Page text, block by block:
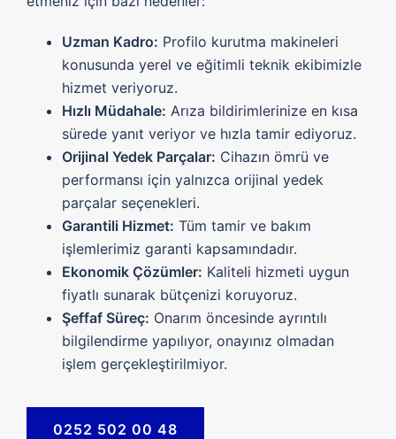
Uzman Kadro: Profilo kurutma makineleri
konusunda yerel ve eğitimli teknik ekibimizle
hizmet veriyoruz.
Hızlı Müdahale: Arıza bildirimlerinize en kısa
sürede yanıt veriyor ve hızla tamir ediyoruz.
Orijinal Yedek Parçalar: Cihazın ömrü ve
performansı için yalnızca orijinal yedek
parçalar seçenekleri.
Garantili Hizmet: Tüm tamir ve bakım
işlemlerimiz garanti kapsamındadır.
Ekonomik Çözümler: Kaliteli hizmeti uygun
fiyatlı sunarak bütçenizi koruyoruz.
Şeffaf Süreç: Onarım öncesinde ayrıntılı
bilgilendirme yapılıyor, onayınız olmadan
işlem gerçekleştirilmiyor.
0252 502 00 48